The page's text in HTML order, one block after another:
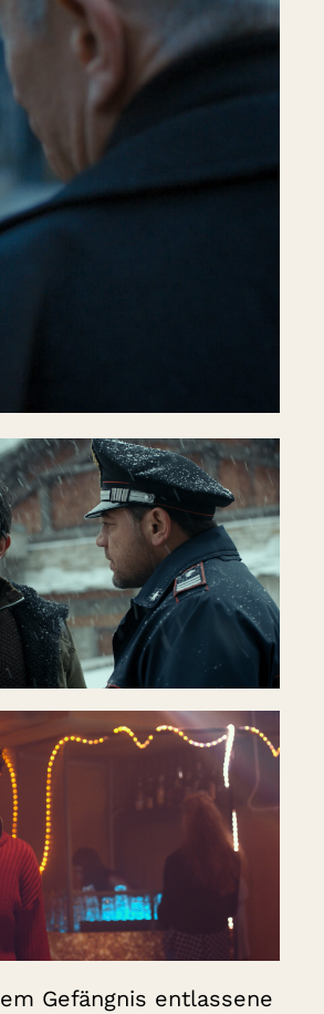
Gefängnis entlassene